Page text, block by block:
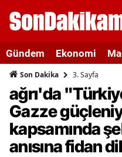
Gündem Ekonomi
Son Dakika 3. Sayfa
ağrı'da
Gazze
kapsamında
anısına fidan